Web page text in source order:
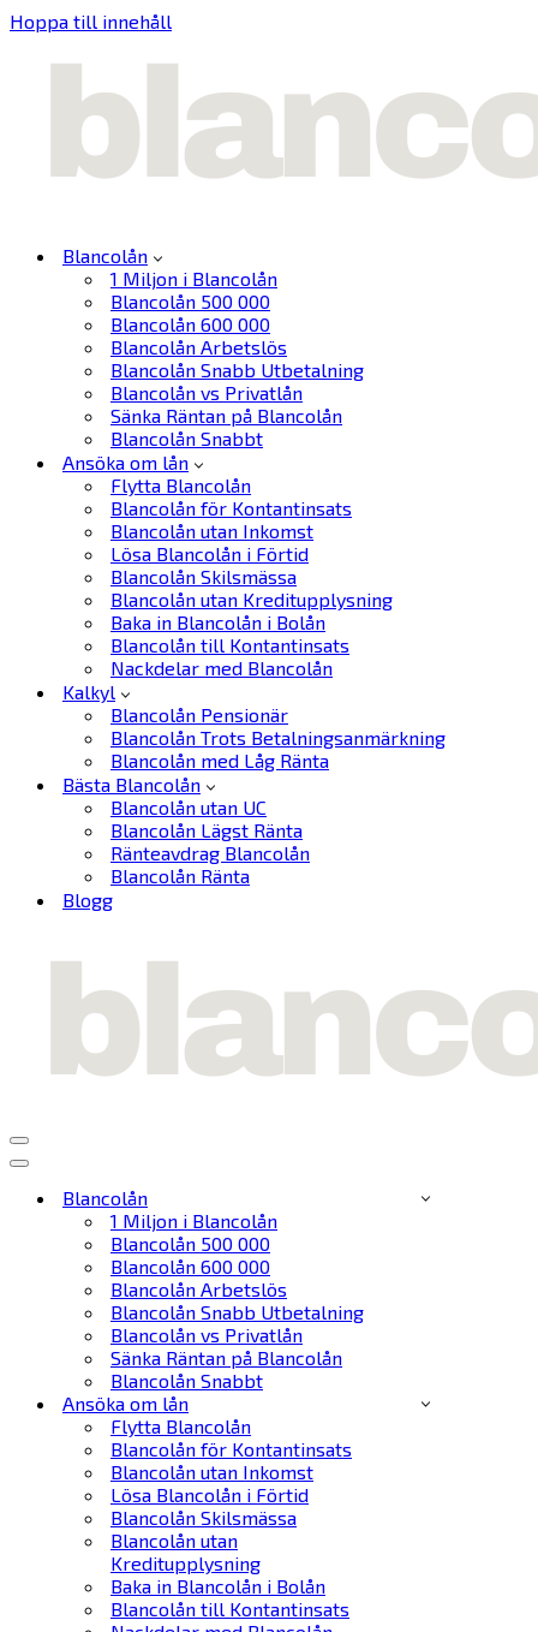
Hoppa till innehåll
Blancolån
1 Miljon i Blancolån
Blancolån 500 000
Blancolån 600 000
Blancolån Arbetslös
Blancolån Snabb Utbetalning
Blancolån vs Privatlån
Sänka Räntan på Blancolån
Blancolån Snabbt
Ansöka om lån
Flytta Blancolån
Blancolån för Kontantinsats
Blancolån utan Inkomst
Lösa Blancolån i Förtid
Blancolån Skilsmässa
Blancolån utan Kreditupplysning
Baka in Blancolån i Bolån
Blancolån till Kontantinsats
Nackdelar med Blancolån
Kalkyl
Blancolån Pensionär
Blancolån Trots Betalningsanmärkning
Blancolån med Låg Ränta
Bästa Blancolån
Blancolån utan UC
Blancolån Lägst Ränta
Ränteavdrag Blancolån
Blancolån Ränta
Blogg
Navigeringsmeny
Navigeringsmeny
Blancolån
1 Miljon i Blancolån
Blancolån 500 000
Blancolån 600 000
Blancolån Arbetslös
Blancolån Snabb Utbetalning
Blancolån vs Privatlån
Sänka Räntan på Blancolån
Blancolån Snabbt
Ansöka om lån
Flytta Blancolån
Blancolån för Kontantinsats
Blancolån utan Inkomst
Lösa Blancolån i Förtid
Blancolån Skilsmässa
Blancolån utan
Kreditupplysning
Baka in Blancolån i Bolån
Blancolån till Kontantinsats